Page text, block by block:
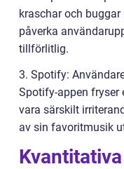
kraschar och buggar
påverka
tillförlitlig.
3. Spotify:
Spotify-appen fryser
vara särskilt
av sin favoritmusik